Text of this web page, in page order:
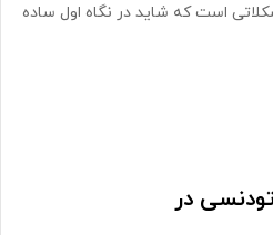
است که شاید در نگاه اول ساده
در